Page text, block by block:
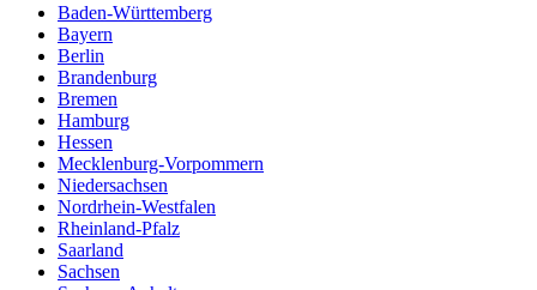
Baden-Württemberg
Bayern
Berlin
Brandenburg
Bremen
Hamburg
Hessen
Mecklenburg-Vorpommern
Niedersachsen
Nordrhein-Westfalen
Rheinland-Pfalz
Saarland
Sachsen